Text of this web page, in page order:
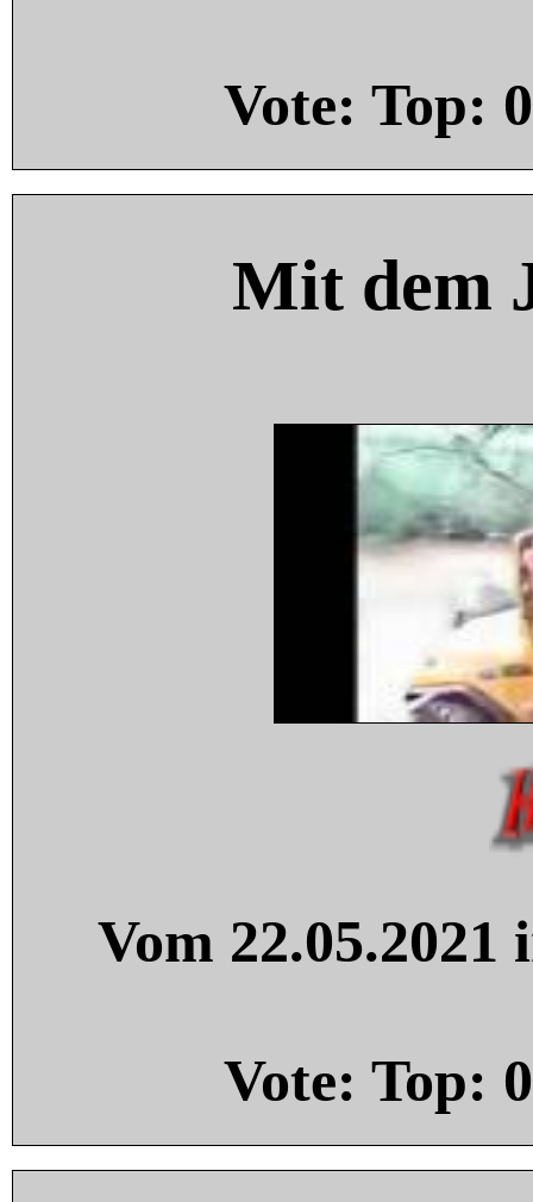
Vote: Top: 0
Mit dem
Vom
Vote: Top: 0